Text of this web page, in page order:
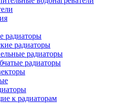
радиаторы
радиаторы
радиаторы
радиаторы
к радиаторам